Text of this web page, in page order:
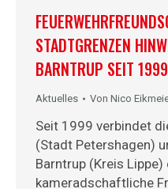
STADTGRENZEN
BARNTRUP SEIT
Aktuelles Von Nico
Seit 1999 verbindet
(Stadt Petershagen)
Barntrup (Kreis Lippe)
kameradschaftliche